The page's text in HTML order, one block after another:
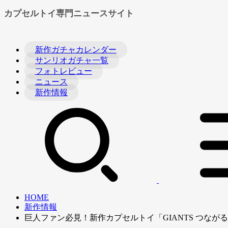
カプセルトイ専門ニュースサイト
新作ガチャカレンダー
サンリオガチャ一覧
フォトレビュー
ニュース
新作情報
HOME
新作情報
巨人ファン必見！新作カプセルトイ「GIANTS つなが